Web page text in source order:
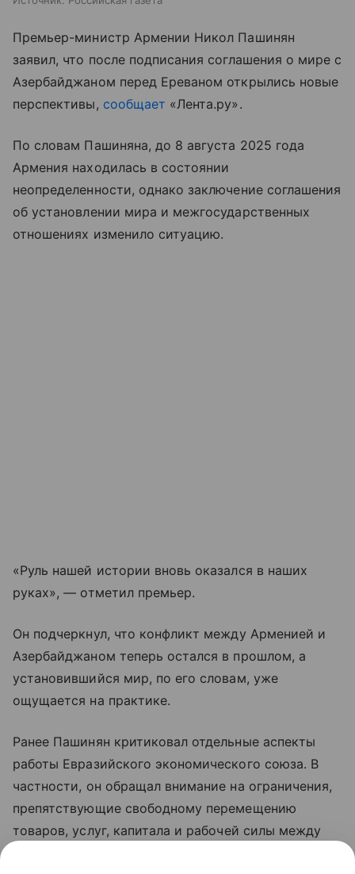
Премьер-министр Армении Никол Пашинян
заявил, что после подписания соглашения о мире с
Азербайджаном перед Ереваном открылись новые
перспективы, сообщает «Лента.ру».
По словам Пашиняна, до 8 августа 2025 года
Армения находилась в состоянии
неопределенности, однако заключение соглашения
об установлении мира и межгосударственных
отношениях изменило ситуацию.
«Руль нашей истории вновь оказался в наших
руках», — отметил премьер.
Он подчеркнул, что конфликт между Арменией и
Азербайджаном теперь остался в прошлом, а
установившийся мир, по его словам, уже
ощущается на практике.
Ранее Пашинян критиковал отдельные аспекты
работы Евразийского экономического союза. В
частности, он обращал внимание на ограничения,
препятствующие свободному перемещению
товаров, услуг, капитала и рабочей силы между